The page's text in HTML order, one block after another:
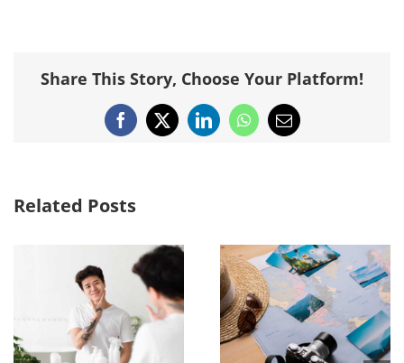
Share This Story, Choose Your Platform!
Facebook
X LinkedInWhatsApp
Email
Related Posts